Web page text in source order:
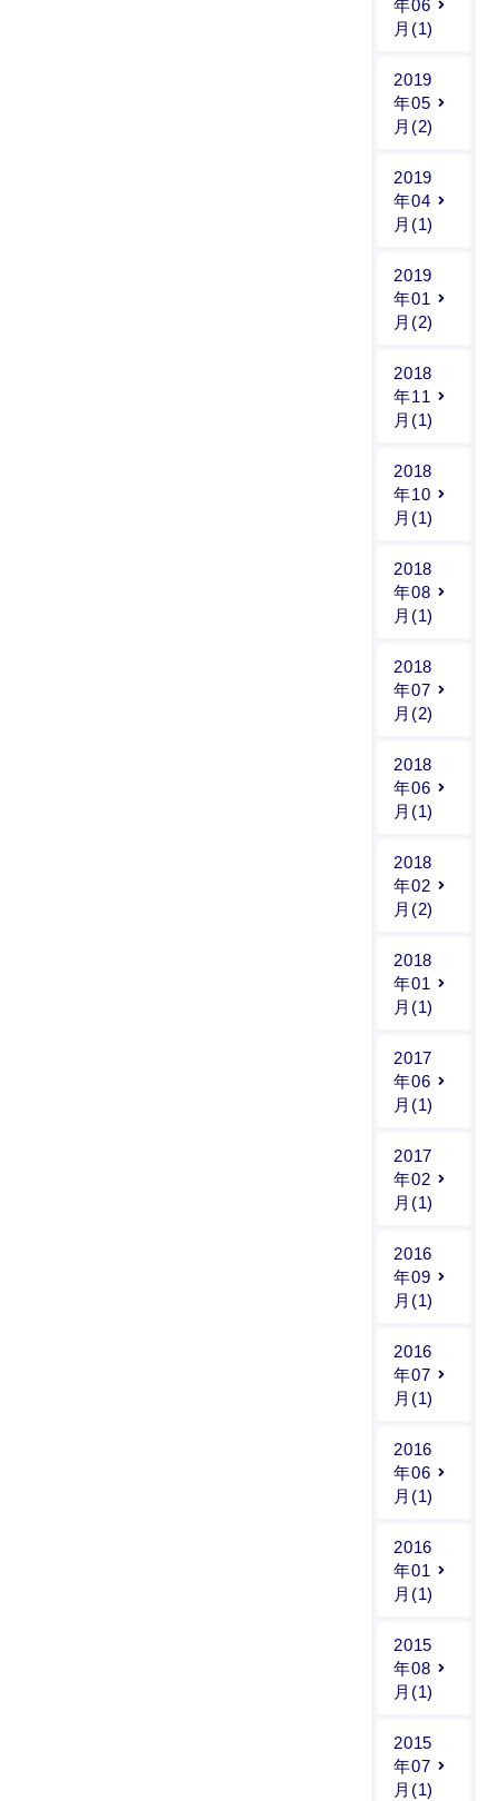
年06
月(1)
2019
年05
月(2)
2019
年04
月(1)
2019
年01
月(2)
2018
年11
月(1)
2018
年10
月(1)
2018
年08
月(1)
2018
年07
月(2)
2018
年06
月(1)
2018
年02
月(2)
2018
年01
月(1)
2017
年06
月(1)
2017
年02
月(1)
2016
年09
月(1)
2016
年07
月(1)
2016
年06
月(1)
2016
年01
月(1)
2015
年08
月(1)
2015
年07
月(1)